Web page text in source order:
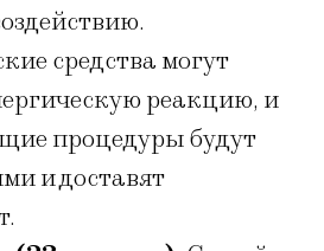
средства могут
реакцию, и
процедуры будут
и доставят